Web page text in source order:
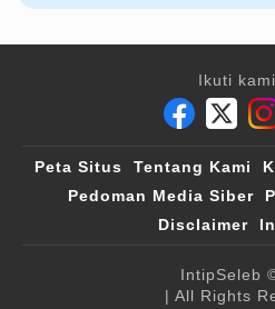
Ikuti
Peta Situs Tentang Kami
Pedoman Media Siber
Disclaimer
IntipSeleb
| All Rights